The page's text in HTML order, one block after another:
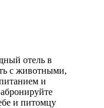
отель в
с животными,
и
и питомцу